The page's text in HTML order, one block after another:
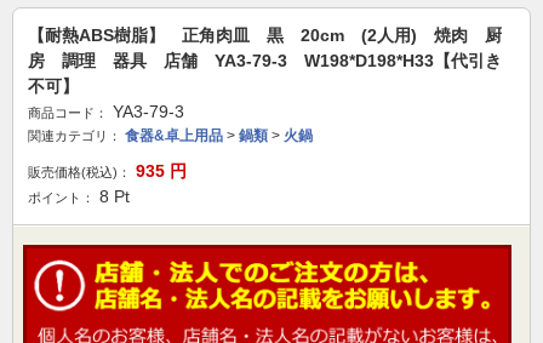
【耐熱ABS樹脂】 正角肉皿 黒 20cm (2人用) 焼肉 厨
房 調理 器具 店舗 YA3-79-3 W198*D198*H33【代引き
不可】
商品コード： YA3-79-3
関連カテゴリ： 食器&卓上用品 > 鍋類 > 火鍋
販売価格(税込)： 935 円
ポイント： 8 Pt